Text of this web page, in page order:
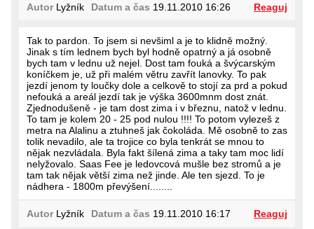
AutorLyžník Datum a čas 19.11.2010 16:26 Reaguj
Tak to pardon. To jsem si nevšiml a je to klidně možný.
Jinak s tím lednem bych byl hodně opatrný a já osobně
bych tam v lednu už nejel. Dost tam fouká a švýcarským
koníčkem je, už při malém větru zavřít lanovky. To pak
jezdí jenom ty loučky dole a celkově to stojí za prd a pokud
nefouká a areál jezdí tak je výška 3600mnm dost znát.
Zjednodušeně - je tam dost zima i v březnu, natož v lednu.
To tam je kolem 20 - 25 pod nulou !!!! To potom vylezeš z
metra na Alalinu a ztuhneš jak čokoláda. Mě osobně to zas
tolik nevadilo, ale ta trojice co byla tenkrát se mnou to
nějak nezvládala. Byla fakt šílená zima a taky tam moc lidí
nelyžovalo. Saas Fee je ledovcová mušle bez stromů a je
tam tak nějak větší zima než jinde. Ale ten sjezd. To je
nádhera - 1800m převýšení........
AutorLyžník Datum a čas 19.11.2010 16:17 Reaguj